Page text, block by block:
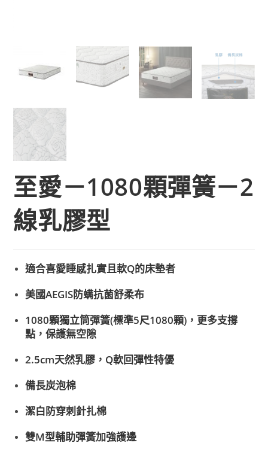
至愛－1080顆彈簧－2
線乳膠型
適合喜愛睡感扎實且軟Q的床墊者
美國AEGIS防螨抗菌舒柔布
1080顆獨立筒彈簧(標準5尺1080顆)，更多支撐
點，保護無空隙
2.5cm天然乳膠，Q軟回彈性特優
備長炭泡棉
潔白防穿刺針扎棉
雙M型輔助彈簧加強護邊